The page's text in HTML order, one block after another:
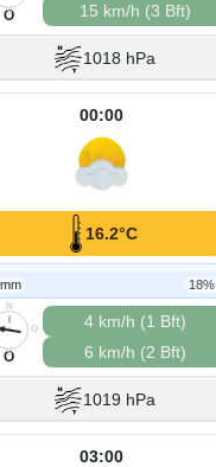
S
O
15 km/h (3 Bft)
1018 hPa
00:00
16.2°C
18%
N
O
S
O
4 km/h (1 Bft)
6 km/h (2 Bft)
1019 hPa
03:00